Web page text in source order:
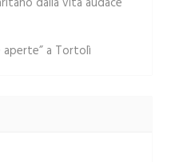
aperte” a Tortolì